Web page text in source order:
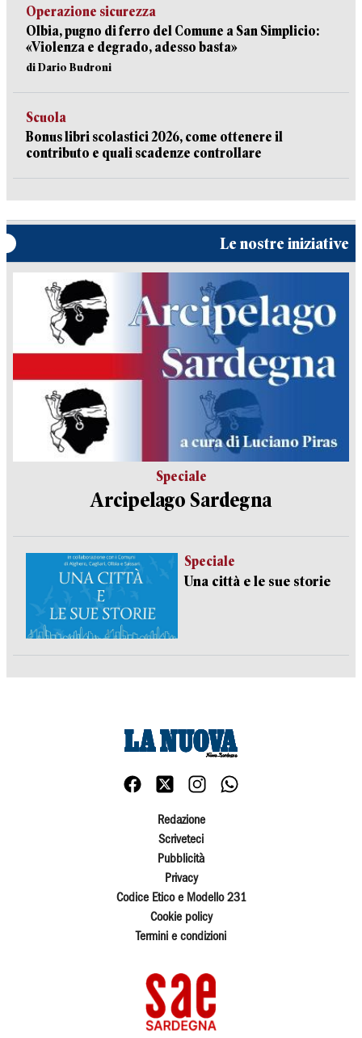
Operazione sicurezza
Olbia, pugno di ferro del Comune a San Simplicio:
«Violenza e degrado, adesso basta»
di Dario Budroni
Scuola
Bonus libri scolastici 2026, come ottenere il
contributo e quali scadenze controllare
Le nostre iniziative
Speciale
Arcipelago Sardegna
Speciale
Una città e le sue storie
Redazione
Scriveteci
Pubblicità
Privacy
Codice Etico e Modello 231
Cookie policy
Termini e condizioni